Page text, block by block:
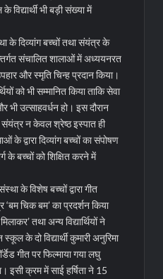
भी बड़ी संख्या में
के दिव्यांग बच्चों तथा संयंत्र के
संचालित शालाओं में अध्ययनरत
और स्मृति चिन्ह प्रदान किया।
को भी सम्मानित किया ताकि सेवा
उत्साहवर्धन हो। इस दौरान
संयंत्र न केवल श्रेष्ठ इस्पात ही
के द्वारा दिव्यांग बच्चों का संपोषण
के बच्चों को शिक्षित करने में
के विशेष बच्चों द्वारा गीत
‘बम चिक बम’ का प्रदर्शन किया
तथा अन्य विद्यार्थियों ने
के दो विद्यार्थी कुमारी अनुरिमा
गीत पर फिल्माया गया लघु
इसी क्रम में साई हर्षिता ने 15